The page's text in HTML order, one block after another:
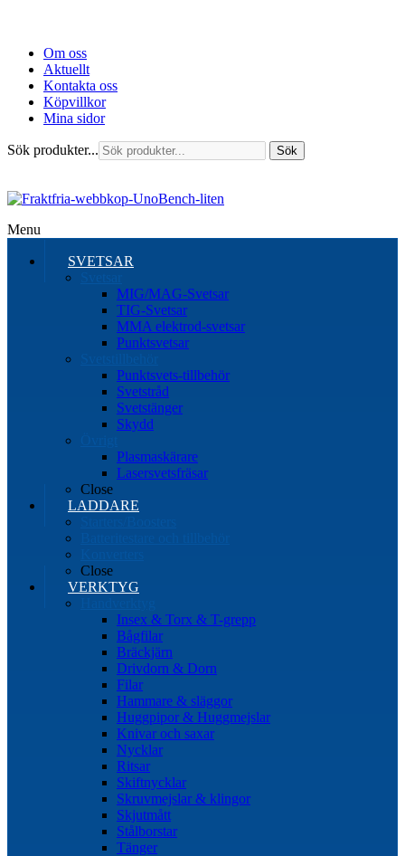
Om oss
Aktuellt
Kontakta oss
Köpvillkor
Mina sidor
Sök produkter... Sök
Menu
SVETSAR
MIG/MAG-Svetsar
TIG-Svetsar
MMA elektrod-svetsar
Punktsvetsar
Punktsvets-tillbehör
Svetstråd
Svetstänger
Skydd
Plasmaskärare
Lasersvetsfräsar
Close
LADDARE
Close
VERKTYG
Insex & Torx & T-grepp
Bågfilar
Bräckjärn
Drivdorn & Dorn
Filar
Hammare & släggor
Huggpipor & Huggmejslar
Knivar och saxar
Nycklar
Ritsar
Skiftnycklar
Skruvmejslar & klingor
Skjutmått
Stålborstar
Tänger